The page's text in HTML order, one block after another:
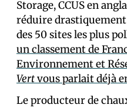
Storage, CCUS en
réduire
des 50 sites les plus
un classement de
Environnement et
Vertvous parlait déjà
Le producteur de